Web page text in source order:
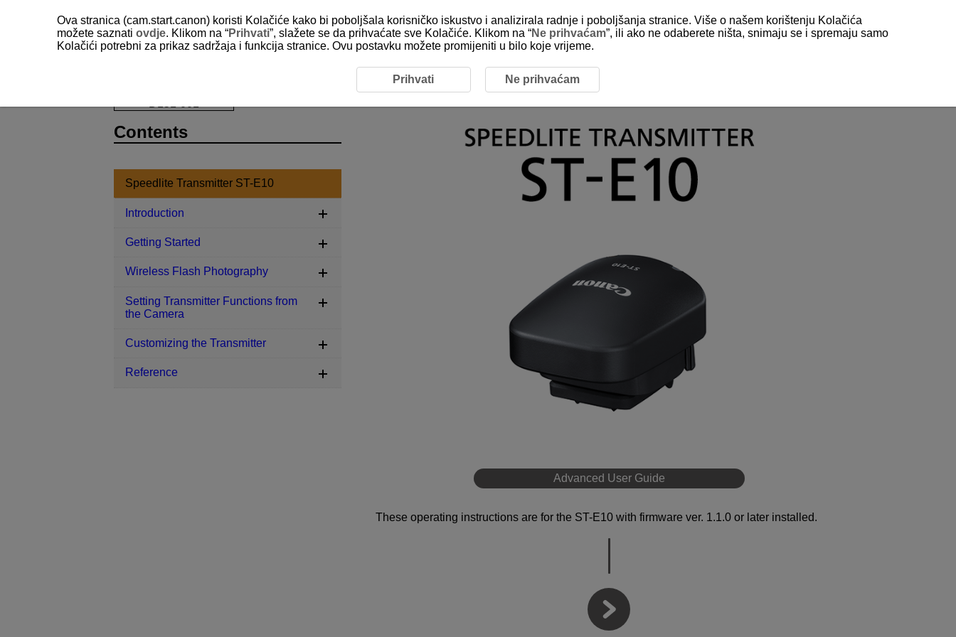
Advanced User Guide
These operating instructions are for the ST-E10 with firmware ver. 1.1.0 or later installed.
Contents
Speedlite Transmitter ST-E10
Introduction
Getting Started
Wireless Flash Photography
Setting Transmitter Functions from
the Camera
Customizing the Transmitter
Reference
Ova stranica (cam.start.canon) koristi Kolačiće kako bi poboljšala korisničko iskustvo i analizirala radnje i poboljšanja stranice. Više o našem korištenju Kolačića
možete saznati ovdje. Klikom na “Prihvati”, slažete se da prihvaćate sve Kolačiće. Klikom na “Ne prihvaćam”, ili ako ne odaberete ništa, snimaju se i spremaju samo
Kolačići potrebni za prikaz sadržaja i funkcija stranice. Ovu postavku možete promijeniti u bilo koje vrijeme.
Prihvati Ne prihvaćam